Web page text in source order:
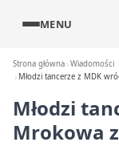
MENU
Strona główna Wiadomości
Młodzi tancerze z MDK
Młodzi
Mrokowa